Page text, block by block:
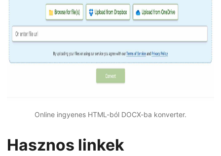
Online ingyenes HTML-ból DOCX-ba konverter.
Hasznos linkek